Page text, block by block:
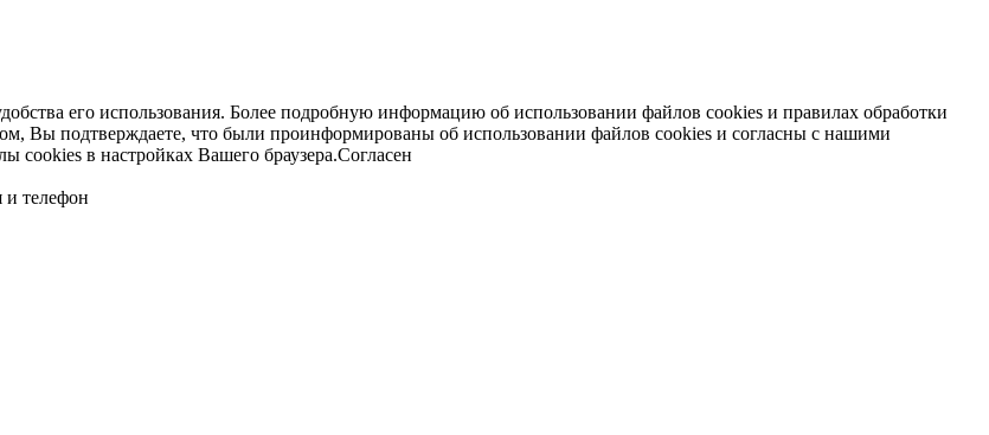
его использования. Более подробную информацию об использовании файлов cookies и правилах обработки
Вы подтверждаете, что были проинформированы об использовании файлов cookies и согласны с нашими
cookies в настройках Вашего браузера.Согласен
и телефон